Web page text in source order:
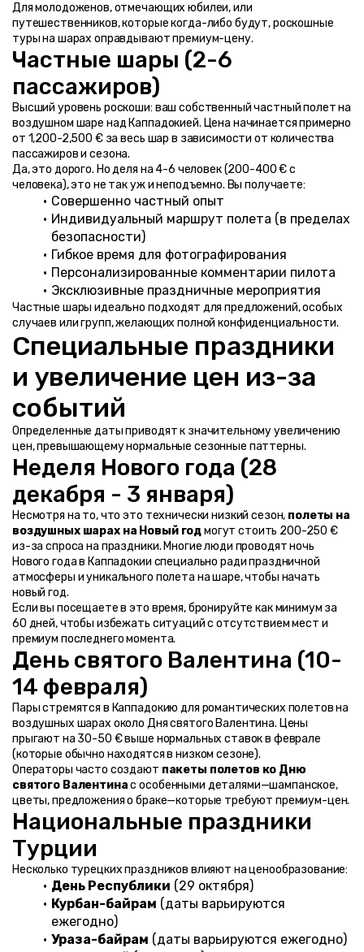
Для молодоженов, отмечающих юбилеи, или
путешественников, которые когда-либо будут, роскошные
туры на шарах оправдывают премиум-цену.
Частные шары (2-6
пассажиров)
Высший уровень роскоши: ваш собственный частный полет на
воздушном шаре над Каппадокией. Цена начинается примерно
от 1,200-2,500 € за весь шар в зависимости от количества
пассажиров и сезона.
Да, это дорого. Но деля на 4-6 человек (200-400 € с
человека), это не так уж и неподъемно. Вы получаете:
Совершенно частный опыт
Индивидуальный маршрут полета (в пределах
безопасности)
Гибкое время для фотографирования
Персонализированные комментарии пилота
Эксклюзивные праздничные мероприятия
Частные шары идеально подходят для предложений, особых
случаев или групп, желающих полной конфиденциальности.
Специальные праздники
и увеличение цен из-за
событий
Определенные даты приводят к значительному увеличению
цен, превышающему нормальные сезонные паттерны.
Неделя Нового года (28
декабря - 3 января)
Несмотря на то, что это технически низкий сезон, полеты на
воздушных шарах на Новый год могут стоить 200-250 €
из-за спроса на праздники. Многие люди проводят ночь
Нового года в Каппадокии специально ради праздничной
атмосферы и уникального полета на шаре, чтобы начать
новый год.
Если вы посещаете в это время, бронируйте как минимум за
60 дней, чтобы избежать ситуаций с отсутствием мест и
премиум последнего момента.
День святого Валентина (10-
14 февраля)
Пары стремятся в Каппадокию для романтических полетов на
воздушных шарах около Дня святого Валентина. Цены
прыгают на 30-50 € выше нормальных ставок в феврале
(которые обычно находятся в низком сезоне).
Операторы часто создают пакеты полетов ко Дню
святого Валентина с особенными деталями—шампанское,
цветы, предложения о браке—которые требуют премиум-цен.
Национальные праздники
Турции
Несколько турецких праздников влияют на ценообразование:
День Республики (29 октября)
Курбан-байрам (даты варьируются
ежегодно)
Ураза-байрам (даты варьируются ежегодно)